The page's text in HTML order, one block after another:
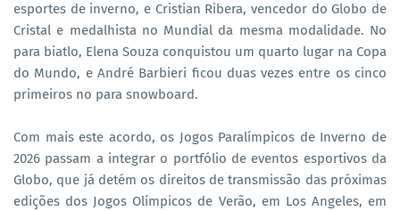
esportes de inverno, e Cristian Ribera, vencedor do Globo de
Cristal e medalhista no Mundial da mesma modalidade. No
para biatlo, Elena Souza conquistou um quarto lugar na Copa
do Mundo, e André Barbieri ficou duas vezes entre os cinco
primeiros no para snowboard.
Com mais este acordo, os Jogos Paralímpicos de Inverno de
2026 passam a integrar o portfólio de eventos esportivos da
Globo, que já detém os direitos de transmissão das próximas
edições dos Jogos Olímpicos de Verão, em Los Angeles, em